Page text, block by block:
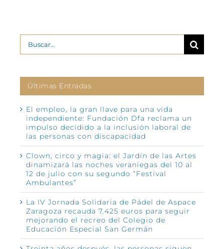
Buscar:
Últimas Entradas
El empleo, la gran llave para una vida
independiente: Fundación Dfa reclama un
impulso decidido a la inclusión laboral de
las personas con discapacidad
Clown, circo y magia: el Jardín de las Artes
dinamizará las noches veraniegas del 10 al
12 de julio con su segundo “Festival
Ambulantes”
La IV Jornada Solidaria de Pádel de Aspace
Zaragoza recauda 7.425 euros para seguir
mejorando el recreo del Colegio de
Educación Especial San Germán